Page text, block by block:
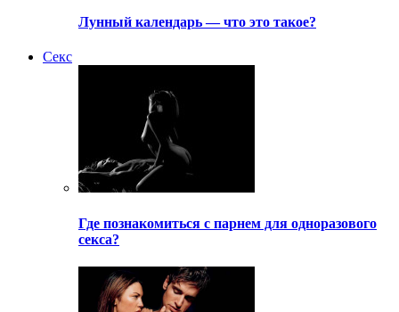
Лунный календарь — что это такое?
Секс
Где познакомиться с парнем для одноразового
секса?